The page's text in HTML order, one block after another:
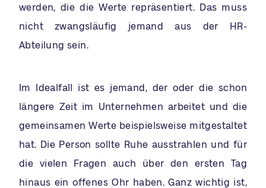
werden, die die Werte repräsentiert. Das muss
nicht zwangsläufig jemand aus der HR-
Abteilung sein.
Im Idealfall ist es jemand, der oder die schon
längere Zeit im Unternehmen arbeitet und die
gemeinsamen Werte beispielsweise mitgestaltet
hat. Die Person sollte Ruhe ausstrahlen und für
die vielen Fragen auch über den ersten Tag
hinaus ein offenes Ohr haben. Ganz wichtig ist,